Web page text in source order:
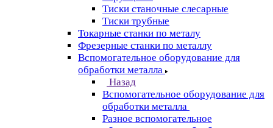
Тиски станочные слесарные
Тиски трубные
Токарные станки по металу
Фрезерные станки по металлу
Вспомогательное оборудование для
обработки металла
Назад
Вспомогательное оборудование для
обработки металла
Разное вспомогательное